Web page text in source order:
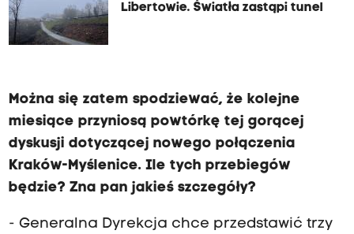
Libertowie. Światła zastąpi tunel
Można się zatem spodziewać, że kolejne
miesiące przyniosą powtórkę tej gorącej
dyskusji dotyczącej nowego połączenia
Kraków-Myślenice. Ile tych przebiegów
będzie? Zna pan jakieś szczegóły?
- Generalna Dyrekcja chce przedstawić trzy